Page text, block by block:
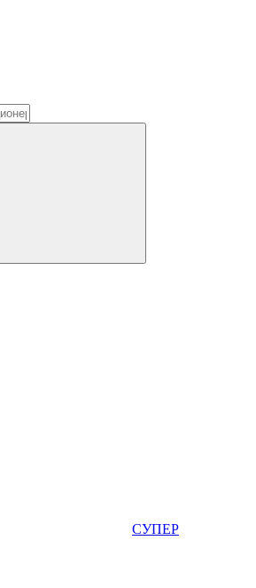
СУПЕР